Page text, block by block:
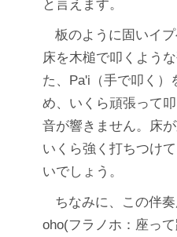
と言えます。
板のように固いイ
床を木槌で叩くよう
た、Pa'i（手で叩く）
め、いくら頑張って
音が響きません。床
いくら強く打ちつけ
いでしょう。
ちなみに、この伴
oho(フラノホ：座っ